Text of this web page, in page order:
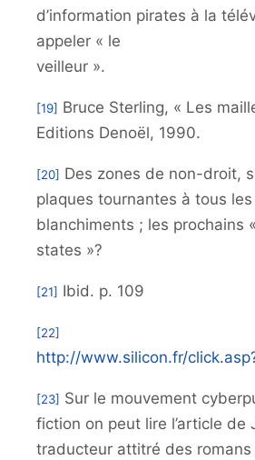
d’information pirates à la
appeler « le
veilleur ».
[19] Bruce Sterling, « Les
Editions Denoël, 1990.
[20] Des zones de non-droit,
plaques tournantes à tous
blanchiments ; les prochains
states »?
[21] Ibid. p. 109
[22]
http://www.silicon.fr/
[23] Sur le mouvement
fiction on peut lire l’article de
traducteur attitré des